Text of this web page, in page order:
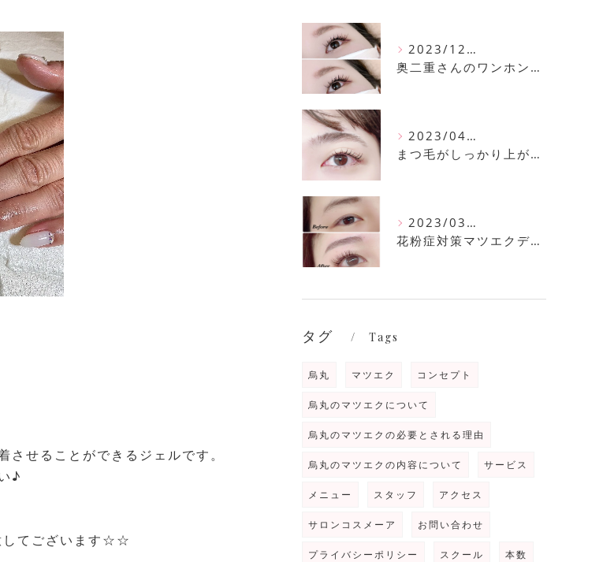
せることができるジェルです。
♪
してございます☆☆
2023/12/16
奥二重さんのワンホンマツエク
2023/04/11
まつ毛がしっかり上がるまつ毛パーマ
2023/03/30
花粉症対策マツエクデザイン
タグ Tags
烏丸 マツエク コンセプト
烏丸のマツエクについて
烏丸のマツエクの必要とされる理由
烏丸のマツエクの内容について サービス
メニュー スタッフ アクセス
サロンコスメーア お問い合わせ
プライバシーポリシー スクール 本数